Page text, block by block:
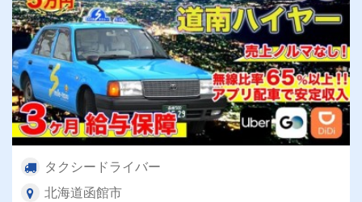
タクシードライバー
北海道函館市